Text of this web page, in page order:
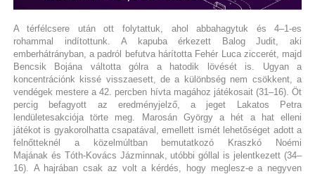
A térfélcsere után ott folytattuk, ahol abbahagytuk és 4–1-es
rohammal indítottunk. A kapuba érkezett Balog Judit, aki
emberhátrányban, a padról befutva hárította Fehér Luca ziccerét, majd
Bencsik Bojána váltotta gólra a hatodik lövését is. Ugyan a
koncentrációnk kissé visszaesett, de a különbség nem csökkent, a
vendégek mestere a 42. percben hívta magához játékosait (31–16). Öt
percig befagyott az eredményjelző, a jeget Lakatos Petra
lendületesakciója törte meg. Marosán György a hét a hat elleni
játékot is gyakorolhatta csapatával, emellett ismét lehetőséget adott a
felnőtteknél a közelmúltban bemutatkozó Kraszkó Noémi
Majának és Tóth-Kovács Jázminnak, utóbbi góllal is jelentkezett (34–
16). A hajrában csak az volt a kérdés, hogy meglesz-e a negyven